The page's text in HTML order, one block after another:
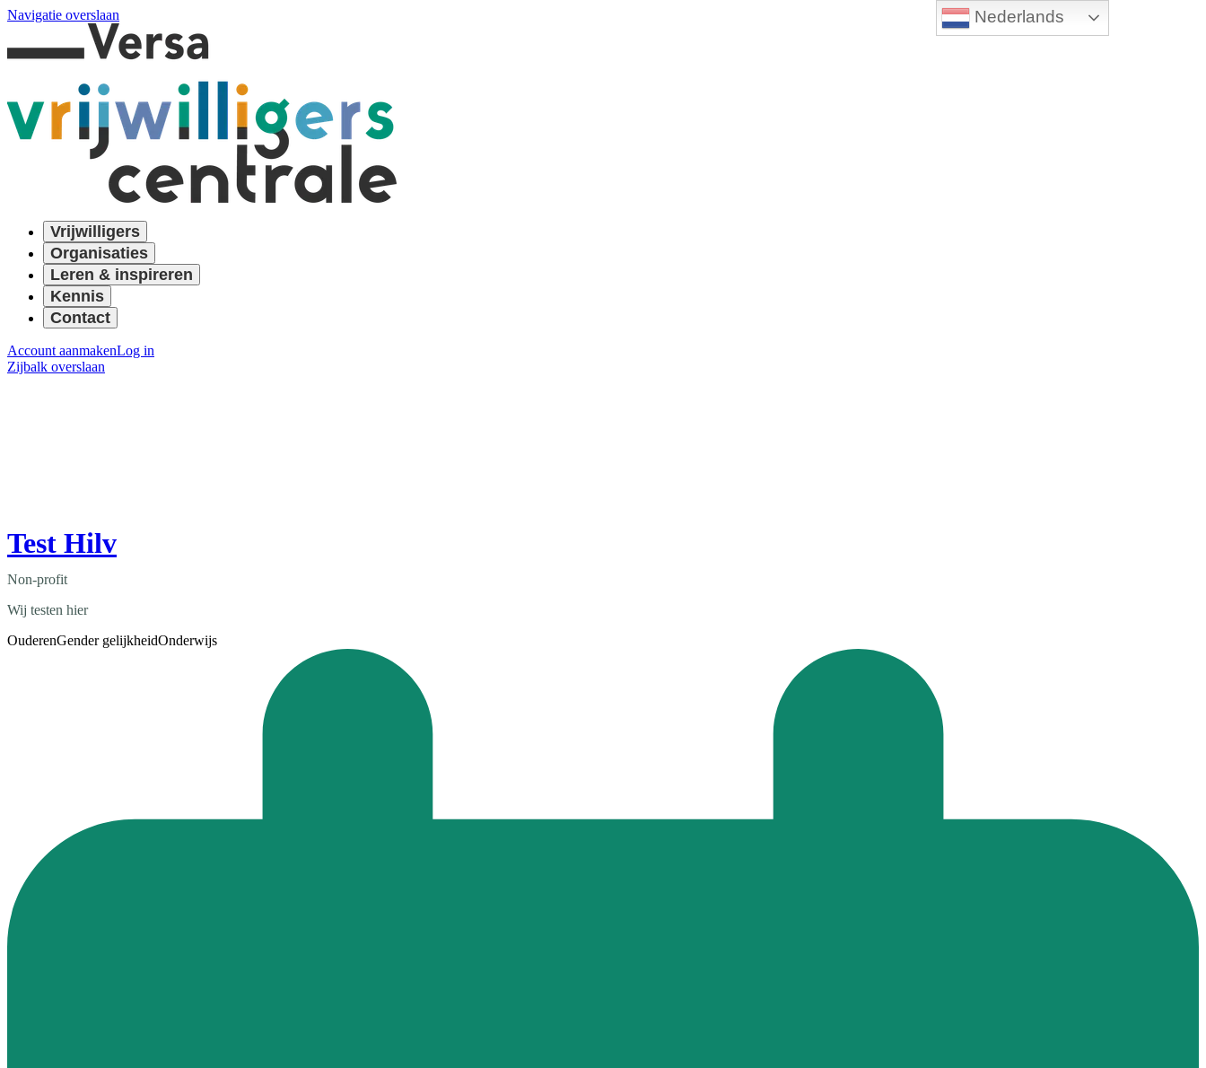
Nederlands
Navigatie overslaan
Vrijwilligers
Organisaties
Leren & inspireren
Kennis
Contact
Account aanmakenLog in
Zijbalk overslaan
Test Hilv
Non-profit
Wij testen hier
OuderenGender gelijkheidOnderwijs